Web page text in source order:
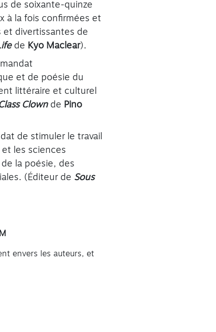
de soixante-quinze
à la fois confirmées et
et divertissantes de
de Kyo Maclear).
et de poésie du
littéraire et culturel
Clown de Pino
de stimuler le travail
les sciences
la poésie, des
(Éditeur de Sous
envers les auteurs, et